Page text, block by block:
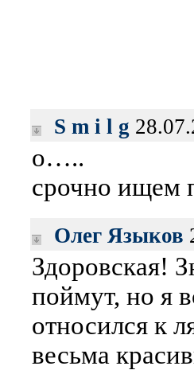
S m i l g
о…..
срочно ищем
Олег Языков
Здоровская!
поймут, но я
относился к
весьма